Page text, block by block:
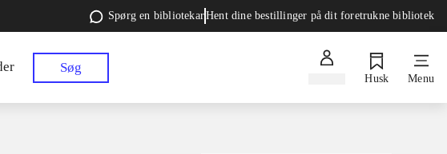
Spørg en bibliotekarHent dine bestillinger på dit foretrukne bibliotek
Søg
Husk Menu